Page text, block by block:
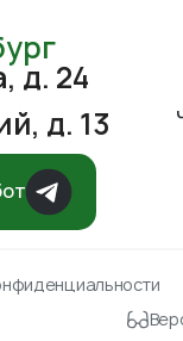
д. 24
д. 13